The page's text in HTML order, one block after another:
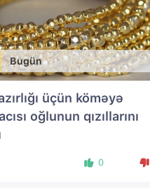
Bugün
üçün köməyə
oğlunun qızıllarını
0